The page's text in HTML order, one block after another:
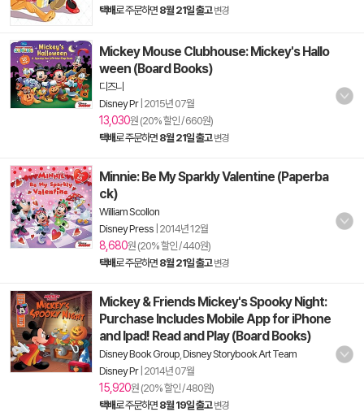
택배로 주문하면 8월 21일 출고 변경
Mickey Mouse Clubhouse: Mickey's Hallo
ween (Board Books)
디즈니
Disney Pr| 2015년 07월
13,030원 (20% 할인 / 660원)
택배로 주문하면 8월 21일 출고 변경
Minnie: Be My Sparkly Valentine (Paperba
ck)
William Scollon
Disney Press 2014년 12월
8,680원 (20% 할인 / 440원)
택배로 주문하면 8월 21일 출고 변경
Mickey & Friends Mickey's Spooky Night:
Purchase Includes Mobile App for iPhone
and Ipad! Read and Play (Board Books)
Disney Book Group Disney Storybook Art Team
Disney Pr| 2014년 07월
15,920원 (20% 할인 / 480원)
택배로 주문하면 8월 19일 출고 변경